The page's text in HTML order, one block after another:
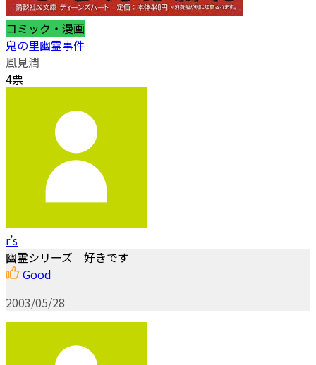
コミック・漫画
鬼の里幽霊事件
風見潤
4票
r’s
幽霊シリーズ 好きです
Good
2003/05/28